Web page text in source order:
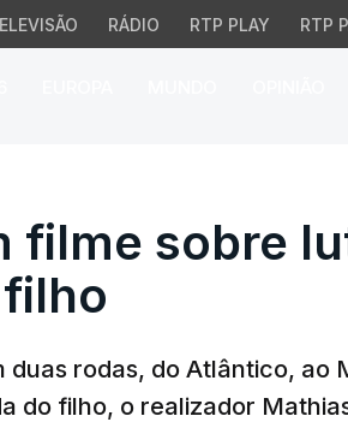
RÁDIO RTP PLAY RTP
sobre
filme sobre
rodas, do Atlântico, ao
do filho, o realizador